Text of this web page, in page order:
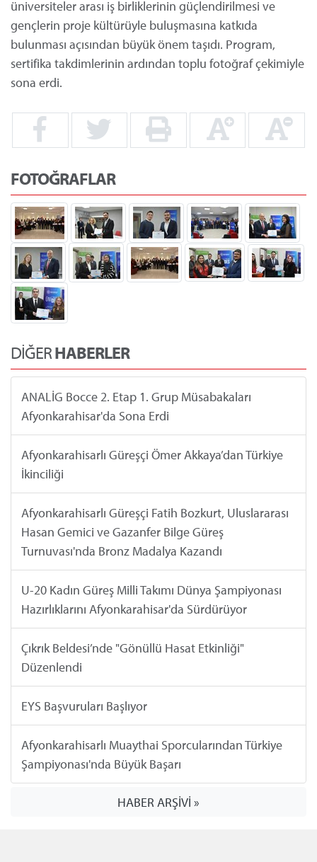
üniversiteler arası iş birliklerinin güçlendirilmesi ve
gençlerin proje kültürüyle buluşmasına katkıda
bulunması açısından büyük önem taşıdı. Program,
sertifika takdimlerinin ardından toplu fotoğraf çekimiyle
sona erdi.
FOTOĞRAFLAR
DİĞERHABERLER
ANALİG Bocce 2. Etap 1. Grup Müsabakaları
Afyonkarahisar'da Sona Erdi
Afyonkarahisarlı Güreşçi Ömer Akkaya’dan Türkiye
İkinciliği
Afyonkarahisarlı Güreşçi Fatih Bozkurt, Uluslararası
Hasan Gemici ve Gazanfer Bilge Güreş
Turnuvası'nda Bronz Madalya Kazandı
U-20 Kadın Güreş Milli Takımı Dünya Şampiyonası
Hazırlıklarını Afyonkarahisar'da Sürdürüyor
Çıkrık Beldesi’nde "Gönüllü Hasat Etkinliği"
Düzenlendi
EYS Başvuruları Başlıyor
Afyonkarahisarlı Muaythai Sporcularından Türkiye
Şampiyonası'nda Büyük Başarı
HABER ARŞİVİ »